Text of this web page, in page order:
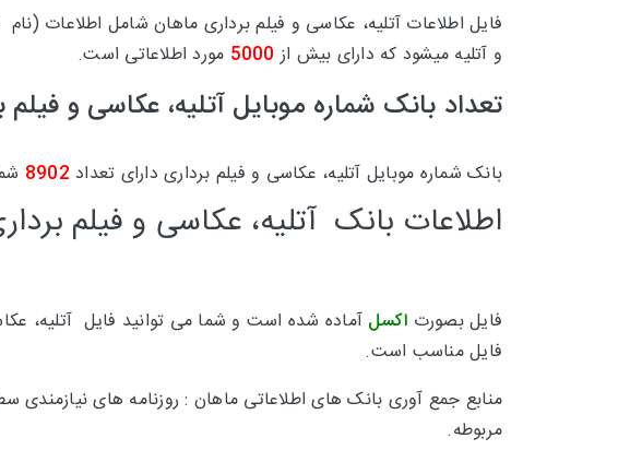
فایل اطلاعات آتلیه، عکاسی و فیلم برداری ماهان شامل اطلاعات
و آتلیه میشود که دارای بیش از 5000 مورد اطلاعاتی است.
تعداد بانک شماره موبایل آتلیه، عکاسی و فیلم
بانک شماره موبایل آتلیه، عکاسی و فیلم برداری دارای تعداد 8902
اطلاعات بانک آتلیه، عکاسی و فیلم
فایل بصورت اکسل آماده شده است و شما می توانید فایل آتلیه،
فایل مناسب است.
منابع جمع آوری بانک های اطلاعاتی ماهان : روزنامه های
مربوطه.